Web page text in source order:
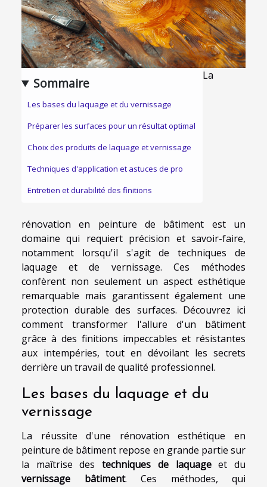
Sommaire
Les bases du laquage et du vernissage
Préparer les surfaces pour un résultat optimal
Choix des produits de laquage et vernissage
Techniques d'application et astuces de pro
Entretien et durabilité des finitions
La
rénovation en peinture de bâtiment est un
domaine qui requiert précision et savoir-faire,
notamment lorsqu'il s'agit de techniques de
laquage et de vernissage. Ces méthodes
confèrent non seulement un aspect esthétique
remarquable mais garantissent également une
protection durable des surfaces. Découvrez ici
comment transformer l'allure d'un bâtiment
grâce à des finitions impeccables et résistantes
aux intempéries, tout en dévoilant les secrets
derrière un travail de qualité professionnel.
Les bases du laquage et du
vernissage
La réussite d'une rénovation esthétique en
peinture de bâtiment repose en grande partie sur
la maîtrise destechniques de laquageet du
vernissage bâtiment. Ces méthodes, qui